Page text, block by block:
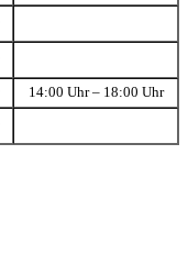
14:00 Uhr – 18:00 Uhr